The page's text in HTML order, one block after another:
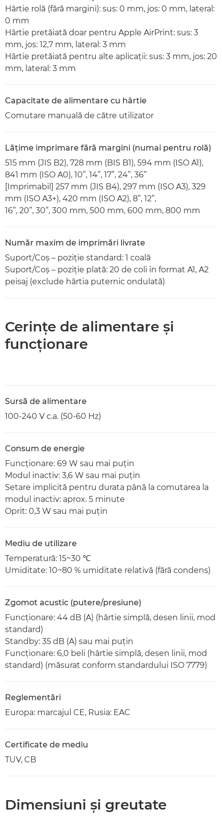
Hârtie rolă (fără margini): sus: 0 mm, jos: 0 mm, lateral:
0 mm
Hârtie pretăiată doar pentru Apple AirPrint: sus: 3
mm, jos: 12,7 mm, lateral: 3 mm
Hârtie pretăiată pentru alte aplicaţii: sus: 3 mm, jos: 20
mm, lateral: 3 mm
Capacitate de alimentare cu hârtie
Comutare manuală de către utilizator
Lăţime imprimare fără margini (numai pentru rolă)
515 mm (JIS B2), 728 mm (BIS B1), 594 mm (ISO A1),
841 mm (ISO A0), 10”, 14”, 17”, 24”, 36”
[Imprimabil] 257 mm (JIS B4), 297 mm (ISO A3), 329
mm (ISO A3+), 420 mm (ISO A2), 8”, 12”,
16”, 20”, 30”, 300 mm, 500 mm, 600 mm, 800 mm
Număr maxim de imprimări livrate
Suport/Coş – poziţie standard: 1 coală
Suport/Coş – poziţie plată: 20 de coli în format A1, A2
peisaj (exclude hârtia puternic ondulată)
Cerinţe de alimentare şi
funcţionare
Sursă de alimentare
100-240 V c.a. (50-60 Hz)
Consum de energie
Funcţionare: 69 W sau mai puţin
Modul inactiv: 3,6 W sau mai puţin
Setare implicită pentru durata până la comutarea la
modul inactiv: aprox. 5 minute
Oprit: 0,3 W sau mai puţin
Mediu de utilizare
Temperatură: 15~30 ℃
Umiditate: 10~80 % umiditate relativă (fără condens)
Zgomot acustic (putere/presiune)
Funcţionare: 44 dB (A) (hârtie simplă, desen linii, mod
standard)
Standby: 35 dB (A) sau mai puţin
Funcţionare: 6,0 beli (hârtie simplă, desen linii, mod
standard) (măsurat conform standardului ISO 7779)
Reglementări
Europa: marcajul CE, Rusia: EAC
Certificate de mediu
TUV, CB
Dimensiuni şi greutate